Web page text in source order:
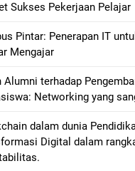
Sukses Pekerjaan Pelajar
Pintar: Penerapan IT
Mengajar
Alumni terhadap
Networking yang
dalam dunia
Digital dalam